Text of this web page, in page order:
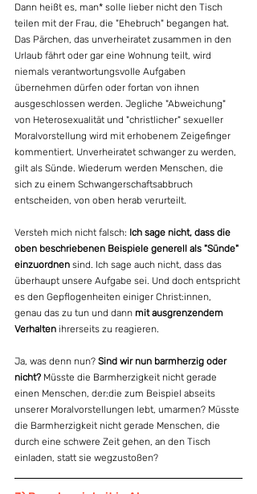
Dann heißt es, man* solle lieber nicht den Tisch
teilen mit der Frau, die "Ehebruch" begangen hat.
Das Pärchen, das unverheiratet zusammen in den
Urlaub fährt oder gar eine Wohnung teilt, wird
niemals verantwortungsvolle Aufgaben
übernehmen dürfen oder fortan von ihnen
ausgeschlossen werden. Jegliche "Abweichung"
von Heterosexualität und "christlicher" sexueller
Moralvorstellung wird mit erhobenem Zeigefinger
kommentiert. Unverheiratet schwanger zu werden,
gilt als Sünde. Wiederum werden Menschen, die
sich zu einem Schwangerschaftsabbruch
entscheiden, von oben herab verurteilt.
Versteh mich nicht falsch: Ich sage nicht, dass die
oben beschriebenen Beispiele generell als "Sünde"
einzuordnen sind. Ich sage auch nicht, dass das
überhaupt unsere Aufgabe sei. Und doch entspricht
es den Gepflogenheiten einiger Christ:innen,
genau das zu tun und dann mit ausgrenzendem
Verhalten ihrerseits zu reagieren.
Ja, was denn nun? Sind wir nun barmherzig oder
nicht? Müsste die Barmherzigkeit nicht gerade
einen Menschen, der:die zum Beispiel abseits
unserer Moralvorstellungen lebt, umarmen? Müsste
die Barmherzigkeit nicht gerade Menschen, die
durch eine schwere Zeit gehen, an den Tisch
einladen, statt sie wegzustoßen?